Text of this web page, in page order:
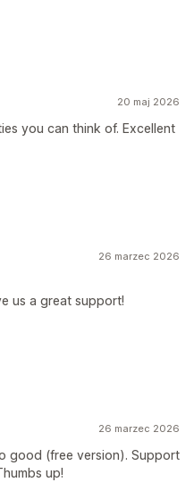
20 maj 2026
you can think of. Excellent
26 marzec 2026
us a great support!
26 marzec 2026
good (free version). Support
up!